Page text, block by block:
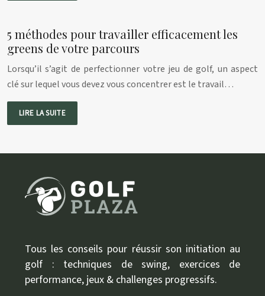
5 méthodes pour travailler efficacement les
greens de votre parcours
Lorsqu’il s’agit de perfectionner votre jeu de golf, un aspect
clé sur lequel vous devez vous concentrer est le travail…
LIRE LA SUITE
Tous les conseils pour réussir son initiation au
golf : techniques de swing, exercices de
performance, jeux & challenges progressifs.